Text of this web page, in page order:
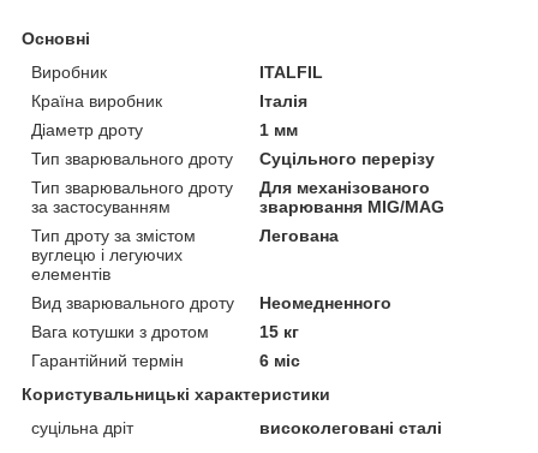
Основні
Виробник
ITALFIL
Країна виробник
Італія
Діаметр дроту
1 мм
Тип зварювального дроту
Суцільного перерізу
Тип зварювального дроту
за застосуванням
Для механізованого
зварювання MIG/MAG
Тип дроту за змістом
вуглецю і легуючих
елементів
Легована
Вид зварювального дроту
Неомедненного
Вага котушки з дротом
15 кг
Гарантійний термін
6 міс
Користувальницькі характеристики
суцільна дріт
високолеговані сталі